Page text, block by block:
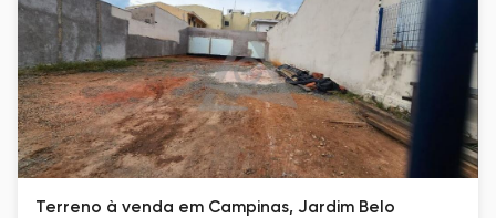
Terreno à venda em Campinas, Jardim Belo